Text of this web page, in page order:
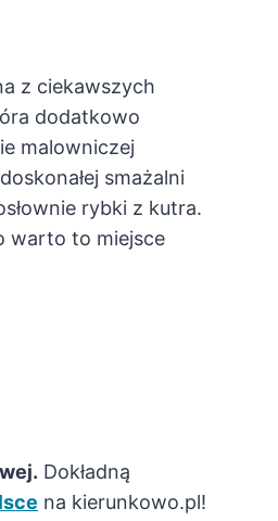
z ciekawszych
dodatkowo
malowniczej
smażalni
rybki z kutra.
warto to miejsce
Dokładną
na kierunkowo.pl!